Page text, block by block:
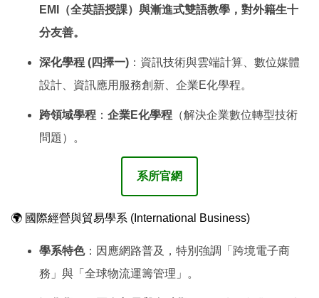
EMI（全英語授課）與漸進式雙語教學，對外籍生十
分友善。
深化學程 (四擇一) ：資訊技術與雲端計算、數位媒體
設計、資訊應用服務創新、企業E化學程。
跨領域學程 ： 企業E化學程 （解決企業數位轉型技術
問題）。
系所官網
🌍 國際經營與貿易學系 (International Business)
學系特色：因應網路普及，特別強調「跨境電子商
務」與「全球物流運籌管理」。